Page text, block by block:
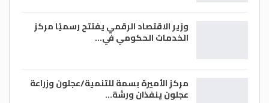
وزير الاقتصاد الرقمي يفتتح رسميًا مركز
الخدمات الحكومي في…
مركز الأميرة بسمة للتنمية/عجلون وزراعة
عجلون ينفذان ورشة…